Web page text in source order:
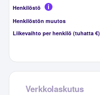
Henkilöstö
Henkilöstön muutos
Liikevaihto per henkilö (tuhatta €)
Verkkolaskutus